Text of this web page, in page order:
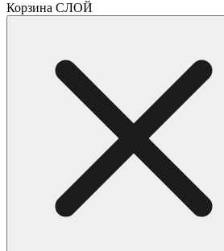
Корзина СЛОЙ